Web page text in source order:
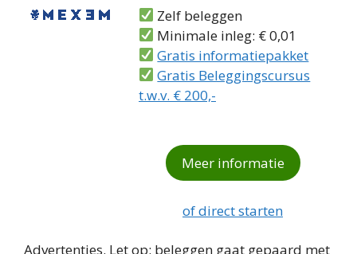
Zelf beleggen
Minimale inleg: € 0,01
Gratis informatiepakket
Gratis Beleggingscursus
t.w.v. € 200,-
Meer informatie
of direct starten
Advertenties. Let op: beleggen gaat gepaard met